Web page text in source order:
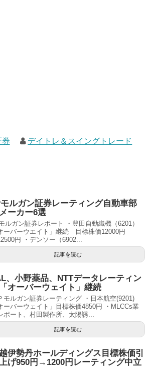
券 デイトレ＆スイングトレード
ルガン証券レーティング自動車部
ーカー6選
ルガン証券レポート ・豊田自動織機（6201）
ーバーウエイト」継続 目標株価12000円
円 ・デンソー（6902...
記事を読む
、小野薬品、NTTデータレーティン
オーバーウェイト」継続
モルガン証券レーティング ・日本航空(9201)
ーバーウェイト」目標株価4850円 ・MLCCs業
ポート、村田製作所、太陽誘...
記事を読む
伊勢丹ホールディングス目標株価引
げ950円→1200円レーティング中立